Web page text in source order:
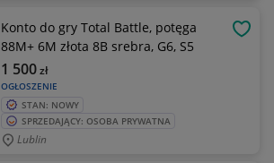
Konto do gry Total Battle, potęga
88M+ 6M złota 8B srebra, G6, S5
OGŁOSZENIE
1 500zł
STAN: NOWY
SPRZEDAJĄCY: OSOBA PRYWATNA
Lublin